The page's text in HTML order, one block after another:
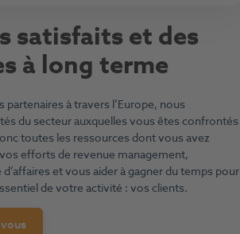
satisfaits et des
à long terme
à travers l’Europe, nous
du secteur auxquelles vous êtes confrontés
toutes les ressources dont vous avez
efforts de revenue management,
et vous aider à gagner du temps pour
de votre activité : vos clients.